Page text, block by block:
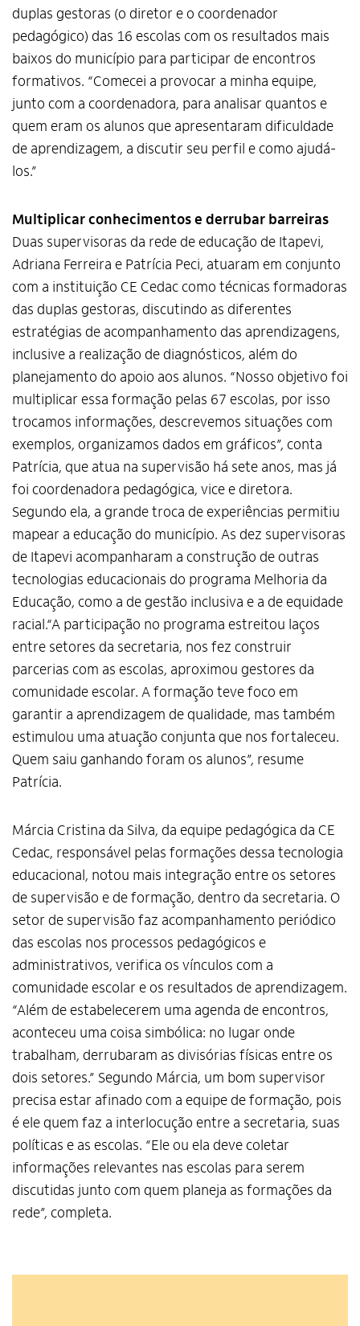
duplas gestoras (o diretor e o coordenador
pedagógico) das 16 escolas com os resultados mais
baixos do município para participar de encontros
formativos. “Comecei a provocar a minha equipe,
junto com a coordenadora, para analisar quantos e
quem eram os alunos que apresentaram dificuldade
de aprendizagem, a discutir seu perfil e como ajudá-
los.”
Multiplicar conhecimentos e derrubar barreiras
Duas supervisoras da rede de educação de Itapevi,
Adriana Ferreira e Patrícia Peci, atuaram em conjunto
com a instituição CE Cedac como técnicas formadoras
das duplas gestoras, discutindo as diferentes
estratégias de acompanhamento das aprendizagens,
inclusive a realização de diagnósticos, além do
planejamento do apoio aos alunos. “Nosso objetivo foi
multiplicar essa formação pelas 67 escolas, por isso
trocamos informações, descrevemos situações com
exemplos, organizamos dados em gráficos”, conta
Patrícia, que atua na supervisão há sete anos, mas já
foi coordenadora pedagógica, vice e diretora.
Segundo ela, a grande troca de experiências permitiu
mapear a educação do município. As dez supervisoras
de Itapevi acompanharam a construção de outras
tecnologias educacionais do programa Melhoria da
Educação, como a de gestão inclusiva e a de equidade
racial.“A participação no programa estreitou laços
entre setores da secretaria, nos fez construir
parcerias com as escolas, aproximou gestores da
comunidade escolar. A formação teve foco em
garantir a aprendizagem de qualidade, mas também
estimulou uma atuação conjunta que nos fortaleceu.
Quem saiu ganhando foram os alunos”, resume
Patrícia.
Márcia Cristina da Silva, da equipe pedagógica da CE
Cedac, responsável pelas formações dessa tecnologia
educacional, notou mais integração entre os setores
de supervisão e de formação, dentro da secretaria. O
setor de supervisão faz acompanhamento periódico
das escolas nos processos pedagógicos e
administrativos, verifica os vínculos com a
comunidade escolar e os resultados de aprendizagem.
“Além de estabelecerem uma agenda de encontros,
aconteceu uma coisa simbólica: no lugar onde
trabalham, derrubaram as divisórias físicas entre os
dois setores.” Segundo Márcia, um bom supervisor
precisa estar afinado com a equipe de formação, pois
é ele quem faz a interlocução entre a secretaria, suas
políticas e as escolas. “Ele ou ela deve coletar
informações relevantes nas escolas para serem
discutidas junto com quem planeja as formações da
rede”, completa.